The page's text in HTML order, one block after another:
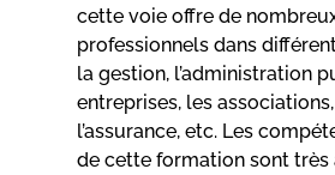
cette voie offre de
professionnels dans
la gestion, l’administration
entreprises, les
l’assurance, etc. Les
de cette formation sont très